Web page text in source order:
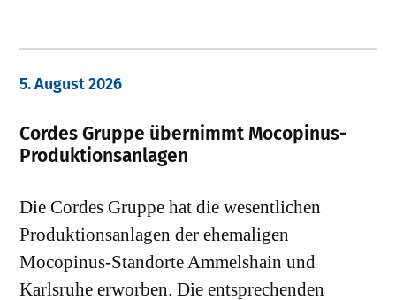
5. August 2026
Cordes Gruppe übernimmt Mocopinus-
Produktionsanlagen
Die Cordes Gruppe hat die wesentlichen
Produktionsanlagen der ehemaligen
Mocopinus-Standorte Ammelshain und
Karlsruhe erworben. Die entsprechenden